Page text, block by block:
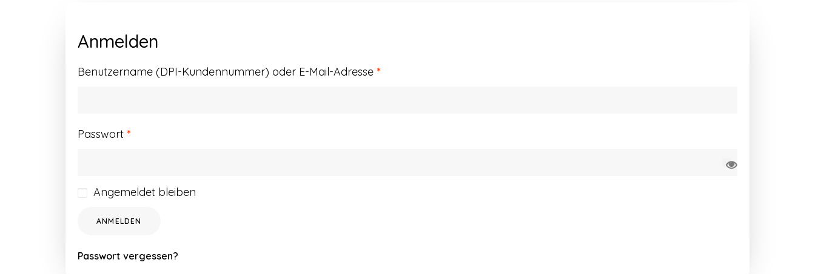
Anmelden
Benutzername (DPI-Kundennummer) oder E-Mail-Adresse *Erforderlich
Passwort *Erforderlich
Angemeldet bleiben
ANMELDEN
Passwort vergessen?